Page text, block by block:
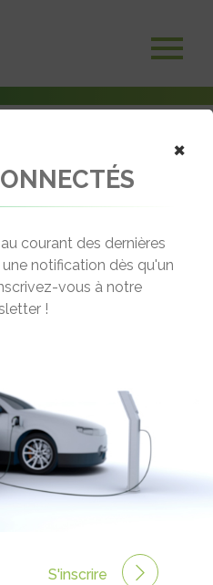
les camions électriques français
TOYOTA
ÉLECTRIQUES
28 Fév 2023 à 06:00
×
courant des dernières
notification dès qu'un
vous à notre
!
S'inscrire